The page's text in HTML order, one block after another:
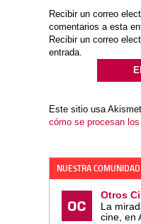
Recibir un correo
comentarios a esta
Recibir un correo
entrada.
Este sitio usa
cómo se procesan
NUESTRA COMUNIDAD
Otros
La
cine, en